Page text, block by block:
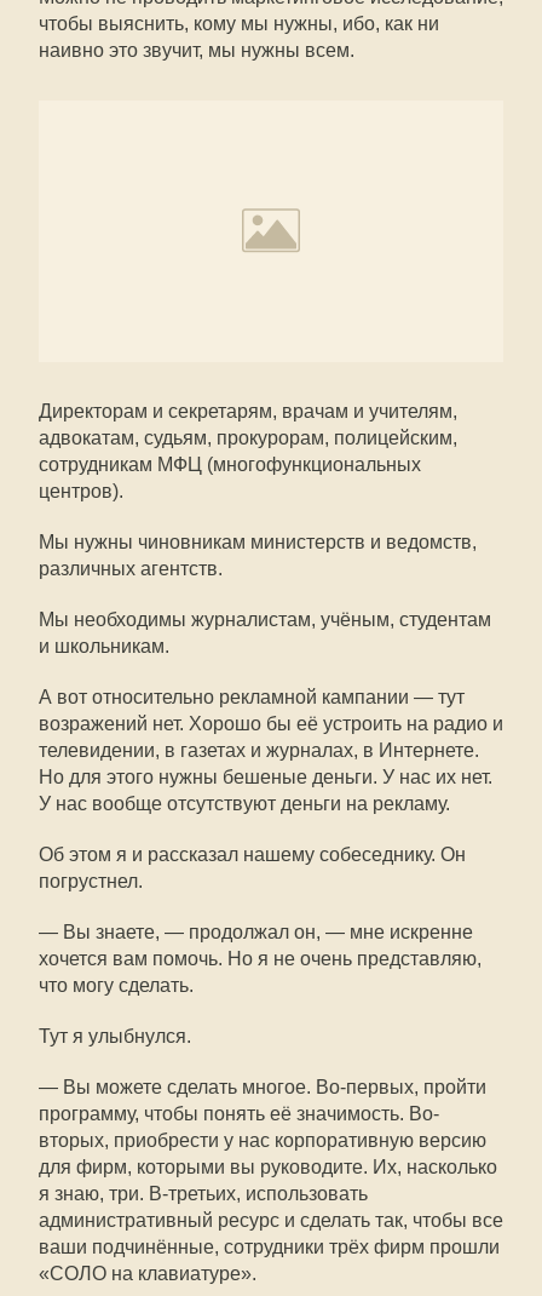
чтобы выяснить, кому мы нужны, ибо, как ни
наивно это звучит, мы нужны всем.
Директорам и секретарям, врачам и учителям,
адвокатам, судьям, прокурорам, полицейским,
сотрудникам МФЦ (многофункциональных
центров).
Мы нужны чиновникам министерств и ведомств,
различных агентств.
Мы необходимы журналистам, учёным, студентам
и школьникам.
А вот относительно рекламной кампании — тут
возражений нет. Хорошо бы её устроить на радио и
телевидении, в газетах и журналах, в Интернете.
Но для этого нужны бешеные деньги. У нас их нет.
У нас вообще отсутствуют деньги на рекламу.
Об этом я и рассказал нашему собеседнику. Он
погрустнел.
— Вы знаете, — продолжал он, — мне искренне
хочется вам помочь. Но я не очень представляю,
что могу сделать.
Тут я улыбнулся.
— Вы можете сделать многое. Во-первых, пройти
программу, чтобы понять её значимость. Во-
вторых, приобрести у нас корпоративную версию
для фирм, которыми вы руководите. Их, насколько
я знаю, три. В-третьих, использовать
административный ресурс и сделать так, чтобы все
ваши подчинённые, сотрудники трёх фирм прошли
«СОЛО на клавиатуре».